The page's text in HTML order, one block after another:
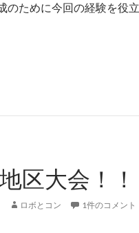
のために今回の経験を役
区大会！！
ロボとコン 1件のコメント